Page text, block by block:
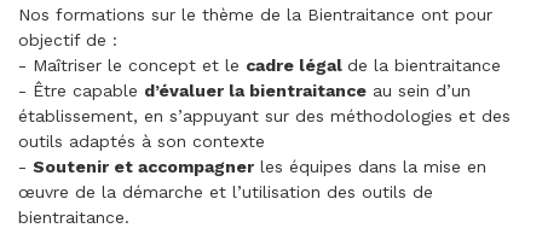
Nos formations sur le thème de la Bientraitance ont pour
objectif de :
- Maîtriser le concept et le cadre légal de la bientraitance
- Être capable d’évaluer la bientraitance au sein d’un
établissement, en s’appuyant sur des méthodologies et des
outils adaptés à son contexte
- Soutenir et accompagner les équipes dans la mise en
œuvre de la démarche et l’utilisation des outils de
bientraitance.